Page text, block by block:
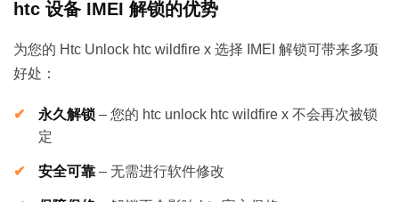
htc 设备 IMEI 解锁的优势
为您的 Htc Unlock htc wildfire x 选择 IMEI 解锁可带来多项
好处：
永久解锁 – 您的 htc unlock htc wildfire x 不会再次被锁
定
安全可靠 – 无需进行软件修改